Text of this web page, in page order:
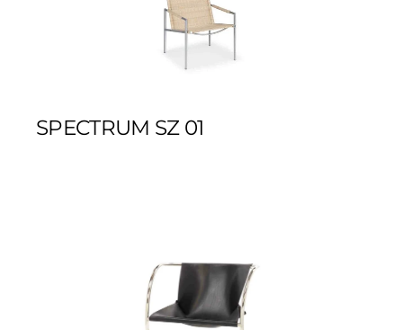
SPECTRUM SZ 01